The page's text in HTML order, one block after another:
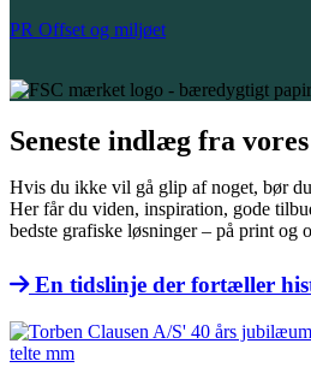
PR Offset og miljøet
Seneste indlæg fra vores
Hvis du ikke vil gå glip af noget, bør
Her får du viden, inspiration, gode
bedste grafiske løsninger – på print og
En tidslinje der fortæller